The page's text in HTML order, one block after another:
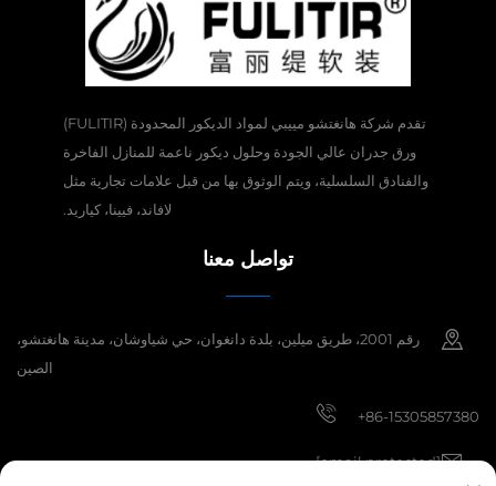
تقدم شركة هانغتشو مييبي لمواد الديكور المحدودة (FULITIR)
ورق جدران عالي الجودة وحلول ديكور ناعمة للمنازل الفاخرة
والفنادق السلسلية، ويتم الوثوق بها من قبل علامات تجارية مثل
لافاند، فيينا، كياريد.
تواصل معنا
رقم 2001، طريق ميلين، بلدة دانغوان، حي شياوشان، مدينة هانغتشو،
الصين
+86-15305857380
[email protected]